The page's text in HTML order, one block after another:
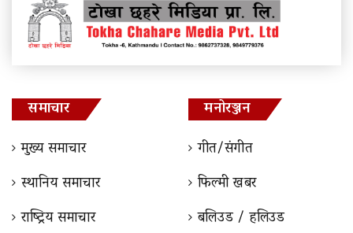
समाचार
मुख्य समाचार
स्थानिय समाचार
राष्ट्रिय समाचार
मनोरञ्जन
गीत/संगीत
फिल्मी खबर
बलिउड / हलिउड